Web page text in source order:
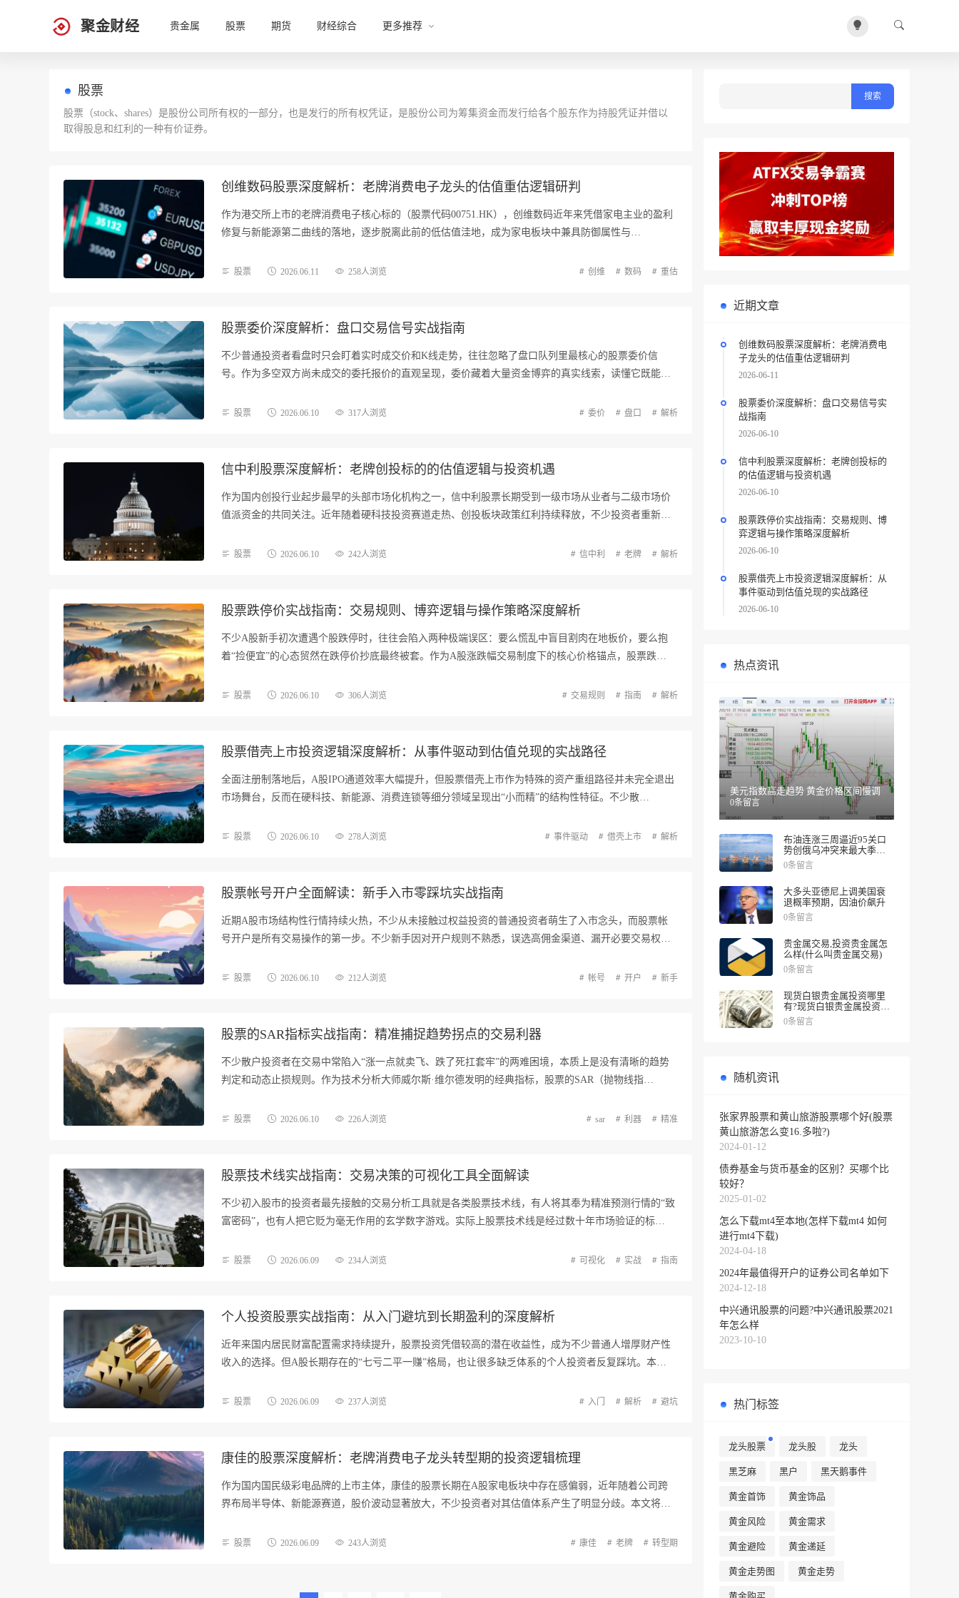
聚金财经 贵金属 股票 期货 财经综合 更多推荐
股票
股票（stock、shares）是股份公司所有权的一部分，也是发行的所有权凭证，是股份公司为筹集资金而发行给各个股东作为持股凭证并借以
取得股息和红利的一种有价证券。
创维数码股票深度解析：老牌消费电子龙头的估值重估逻辑研判
作为港交所上市的老牌消费电子核心标的（股票代码00751.HK），创维数码近年来凭借家电主业的盈利
修复与新能源第二曲线的落地，逐步脱离此前的低估值洼地，成为家电板块中兼具防御属性与…
股票 2026.06.11 258人浏览 创维 数码 重估
股票委价深度解析：盘口交易信号实战指南
不少普通投资者看盘时只会盯着实时成交价和K线走势，往往忽略了盘口队列里最核心的股票委价信
号。作为多空双方尚未成交的委托报价的直观呈现，委价藏着大量资金博弈的真实线索，读懂它既能避
股票 2026.06.10 317人浏览 委价 盘口 解析
信中利股票深度解析：老牌创投标的的估值逻辑与投资机遇
作为国内创投行业起步最早的头部市场化机构之一，信中利股票长期受到一级市场从业者与二级市场价
值派资金的共同关注。近年随着硬科技投资赛道走热、创投板块政策红利持续释放，不少投资者重新
股票 2026.06.10 242人浏览 信中利 老牌 解析
股票跌停价实战指南：交易规则、博弈逻辑与操作策略深度解析
不少A股新手初次遭遇个股跌停时，往往会陷入两种极端误区：要么慌乱中盲目割肉在地板价，要么抱
着“捡便宜”的心态贸然在跌停价抄底最终被套。作为A股涨跌幅交易制度下的核心价格锚点，股票跌…
股票 2026.06.10 306人浏览 交易规则 指南 解析
股票借壳上市投资逻辑深度解析：从事件驱动到估值兑现的实战路径
全面注册制落地后，A股IPO通道效率大幅提升，但股票借壳上市作为特殊的资产重组路径并未完全退出
市场舞台，反而在硬科技、新能源、消费连锁等细分领域呈现出“小而精”的结构性特征。不少散…
股票 2026.06.10 278人浏览 事件驱动 借壳上市 解析
股票帐号开户全面解读：新手入市零踩坑实战指南
近期A股市场结构性行情持续火热，不少从未接触过权益投资的普通投资者萌生了入市念头，而股票帐
号开户是所有交易操作的第一步。不少新手因对开户规则不熟悉，误选高佣金渠道、漏开必要交易权
股票 2026.06.10 212人浏览 帐号 开户 新手
股票的SAR指标实战指南：精准捕捉趋势拐点的交易利器
不少散户投资者在交易中常陷入“涨一点就卖飞、跌了死扛套牢”的两难困境，本质上是没有清晰的趋势
判定和动态止损规则。作为技术分析大师威尔斯·维尔德发明的经典指标，股票的SAR（抛物线指…
股票 2026.06.10 226人浏览 sar 利器 精准
股票技术线实战指南：交易决策的可视化工具全面解读
不少初入股市的投资者最先接触的交易分析工具就是各类股票技术线，有人将其奉为精准预测行情的“致
富密码”，也有人把它贬为毫无作用的玄学数字游戏。实际上股票技术线是经过数十年市场验证的标…
股票 2026.06.09 234人浏览 可视化 实战 指南
个人投资股票实战指南：从入门避坑到长期盈利的深度解析
近年来国内居民财富配置需求持续提升，股票投资凭借较高的潜在收益性，成为不少普通人增厚财产性
收入的选择。但A股长期存在的“七亏二平一赚”格局，也让很多缺乏体系的个人投资者反复踩坑。本…
股票 2026.06.09 237人浏览 入门 解析 避坑
康佳的股票深度解析：老牌消费电子龙头转型期的投资逻辑梳理
作为国内国民级彩电品牌的上市主体，康佳的股票长期在A股家电板块中存在感偏弱，近年随着公司跨
界布局半导体、新能源赛道，股价波动显著放大，不少投资者对其估值体系产生了明显分歧。本文将
股票 2026.06.09 243人浏览 康佳 老牌 转型期
近期文章
创维数码股票深度解析：老牌消费电
子龙头的估值重估逻辑研判
2026-06-11
股票委价深度解析：盘口交易信号实
战指南
2026-06-10
信中利股票深度解析：老牌创投标的
的估值逻辑与投资机遇
2026-06-10
股票跌停价实战指南：交易规则、博
弈逻辑与操作策略深度解析
2026-06-10
股票借壳上市投资逻辑深度解析：从
事件驱动到估值兑现的实战路径
2026-06-10
热点资讯
美元指数高走趋势 黄金价格区间慢调
0条留言
布油连涨三周逼近95关口
势创俄乌冲突来最大季度
涨幅
0条留言
大多头亚德尼上调美国衰
退概率预期，因油价飙升
0条留言
贵金属交易,投资贵金属怎
么样(什么叫贵金属交易)
0条留言
现货白银贵金属投资哪里
有?现货白银贵金属投资被
诱导投资亏损
0条留言
随机资讯
张家界股票和黄山旅游股票哪个好(股票
黄山旅游怎么变16.多啦?)
2024-01-12
债券基金与货币基金的区别？买哪个比
较好？
2025-01-02
怎么下载mt4至本地(怎样下载mt4 如何
进行mt4下载)
2024-04-18
2024年最值得开户的证券公司名单如下
2024-12-18
中兴通讯股票的问题?中兴通讯股票2021
年怎么样
2023-10-10
热门标签
龙头股票 龙头股 龙头
黑芝麻 黑户 黑天鹅事件
黄金首饰 黄金饰品
黄金风险 黄金需求
黄金避险 黄金递延
黄金走势图 黄金走势